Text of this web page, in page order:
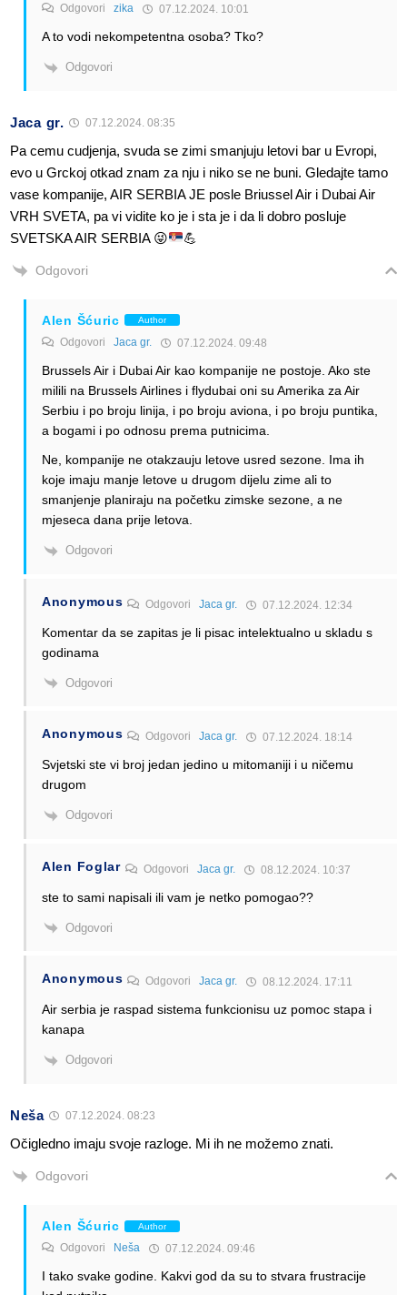
Odgovori zika 07.12.2024. 10:01
A to vodi nekompetentna osoba? Tko?
Odgovori
Jaca gr. 07.12.2024. 08:35
Pa cemu cudjenja, svuda se zimi smanjuju letovi bar u Evropi,
evo u Grckoj otkad znam za nju i niko se ne buni. Gledajte tamo
vase kompanije, AIR SERBIA JE posle Briussel Air i Dubai Air
VRH SVETA, pa vi vidite ko je i sta je i da li dobro posluje
SVETSKA AIR SERBIA 😜 💪
Odgovori
Alen Šćuric Author
Odgovori Jaca gr. 07.12.2024. 09:48
Brussels Air i Dubai Air kao kompanije ne postoje. Ako ste
milili na Brussels Airlines i flydubai oni su Amerika za Air
Serbiu i po broju linija, i po broju aviona, i po broju puntika,
a bogami i po odnosu prema putnicima.
Ne, kompanije ne otakzauju letove usred sezone. Ima ih
koje imaju manje letove u drugom dijelu zime ali to
smanjenje planiraju na početku zimske sezone, a ne
mjeseca dana prije letova.
Odgovori
Anonymous OdgovoriJaca gr. 07.12.2024. 12:34
Komentar da se zapitas je li pisac intelektualno u skladu s
godinama
Odgovori
Anonymous OdgovoriJaca gr. 07.12.2024. 18:14
Svjetski ste vi broj jedan jedino u mitomaniji i u ničemu
drugom
Odgovori
Alen Foglar Odgovori Jaca gr. 08.12.2024. 10:37
ste to sami napisali ili vam je netko pomogao??
Odgovori
Anonymous OdgovoriJaca gr. 08.12.2024. 17:11
Air serbia je raspad sistema funkcionisu uz pomoc stapa i
kanapa
Odgovori
Neša 07.12.2024. 08:23
Očigledno imaju svoje razloge. Mi ih ne možemo znati.
Odgovori
Alen Šćuric Author
Odgovori Neša 07.12.2024. 09:46
I tako svake godine. Kakvi god da su to stvara frustracije